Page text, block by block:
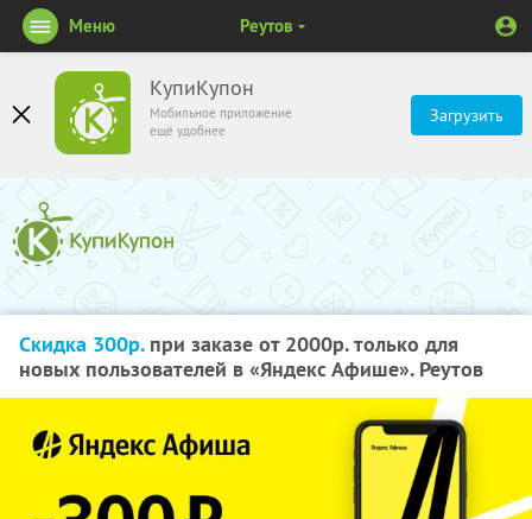
КупиКупон
Мобильное приложение
ещё удобнее
Загрузить
Меню Реутов
Скидка 300р.при заказе от 2000р. только для
новых пользователей в «Яндекс Афише». Реутов